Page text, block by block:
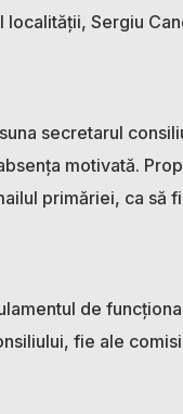
localității, Sergiu
secretarul
motivată.
primăriei, ca să
de
fie ale